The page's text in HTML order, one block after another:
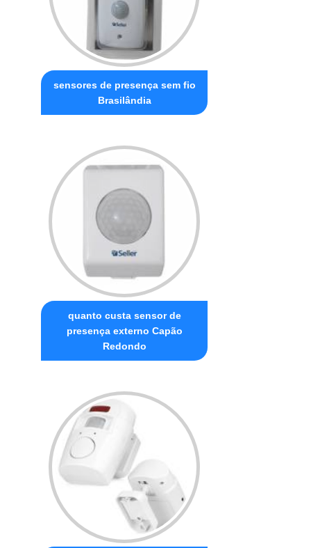
sensores de presença sem fio
Brasilândia
quanto custa sensor de
presença externo Capão
Redondo